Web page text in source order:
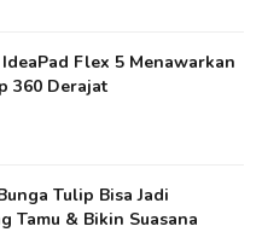
Flex 5 Menawarkan
360 Derajat
Tulip Bisa Jadi
Tamu & Bikin Suasana